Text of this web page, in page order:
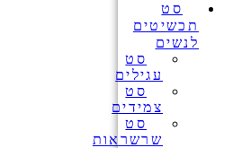
סט
תכשיטים
לנשים
סט
עגילים
סט
צמידים
סט
שרשראות